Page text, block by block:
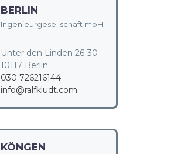
BERLIN
Ingenieurgesellschaft mbH
Unter den Linden 26-30
10117 Berlin
030 726216144
info@ralfkludt.com
KÖNGEN